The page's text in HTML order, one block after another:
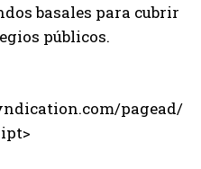
basales para cubrir
públicos.
pagead/